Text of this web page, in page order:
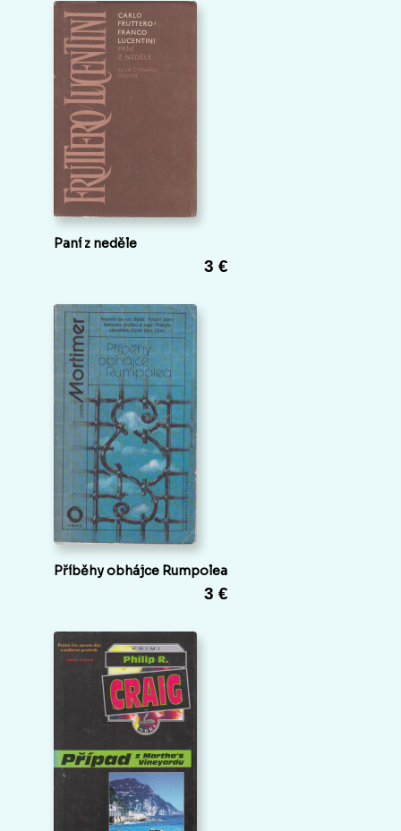
Paní z neděle
3 €
Příběhy obhájce Rumpolea
3 €